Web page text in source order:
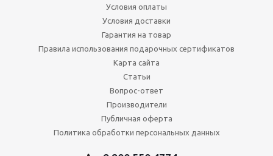
Условия оплаты
Условия доставки
Гарантия на товар
Правила использования подарочных сертификатов
Карта сайта
Статьи
Вопрос-ответ
Производители
Публичная оферта
Политика обработки персональных данных